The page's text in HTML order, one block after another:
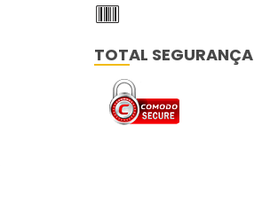
TOTAL SEGURANÇA